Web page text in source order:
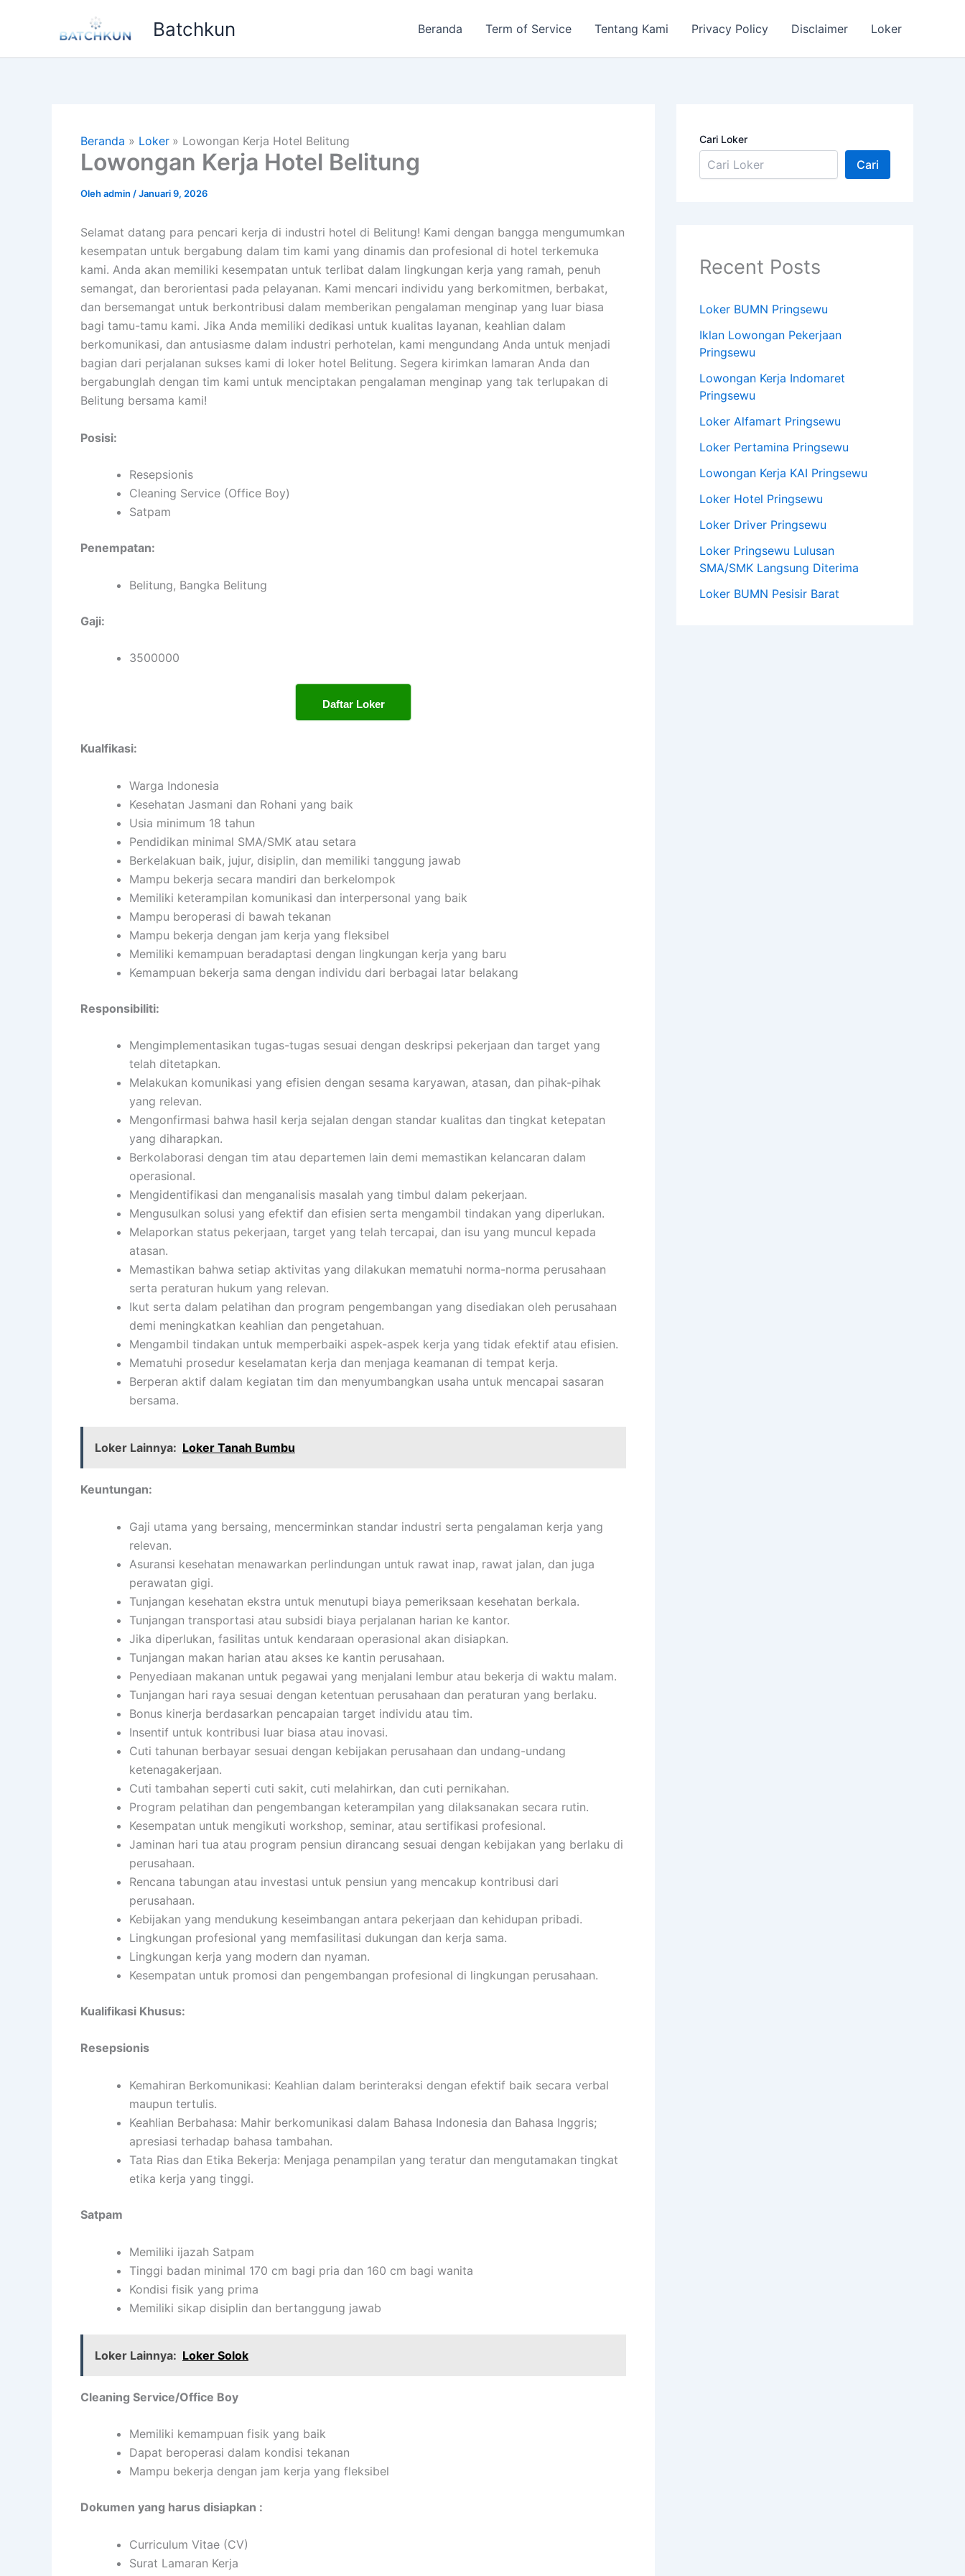
Batchkun Beranda Term of Service Tentang Kami Privacy Policy Disclaimer Loker
Beranda Loker Lowongan Kerja Hotel Belitung
Lowongan Kerja Hotel Belitung
Olehadmin /Januari 9, 2026
Selamat datang para pencari kerja di industri hotel di Belitung! Kami dengan bangga mengumumkan
kesempatan untuk bergabung dalam tim kami yang dinamis dan profesional di hotel terkemuka
kami. Anda akan memiliki kesempatan untuk terlibat dalam lingkungan kerja yang ramah, penuh
semangat, dan berorientasi pada pelayanan. Kami mencari individu yang berkomitmen, berbakat,
dan bersemangat untuk berkontribusi dalam memberikan pengalaman menginap yang luar biasa
bagi tamu-tamu kami. Jika Anda memiliki dedikasi untuk kualitas layanan, keahlian dalam
berkomunikasi, dan antusiasme dalam industri perhotelan, kami mengundang Anda untuk menjadi
bagian dari perjalanan sukses kami di loker hotel Belitung. Segera kirimkan lamaran Anda dan
bergabunglah dengan tim kami untuk menciptakan pengalaman menginap yang tak terlupakan di
Belitung bersama kami!
Posisi:
Resepsionis
Cleaning Service (Office Boy)
Satpam
Penempatan:
Belitung, Bangka Belitung
Gaji:
3500000
Daftar Loker
Kualfikasi:
Warga Indonesia
Kesehatan Jasmani dan Rohani yang baik
Usia minimum 18 tahun
Pendidikan minimal SMA/SMK atau setara
Berkelakuan baik, jujur, disiplin, dan memiliki tanggung jawab
Mampu bekerja secara mandiri dan berkelompok
Memiliki keterampilan komunikasi dan interpersonal yang baik
Mampu beroperasi di bawah tekanan
Mampu bekerja dengan jam kerja yang fleksibel
Memiliki kemampuan beradaptasi dengan lingkungan kerja yang baru
Kemampuan bekerja sama dengan individu dari berbagai latar belakang
Responsibiliti:
Mengimplementasikan tugas-tugas sesuai dengan deskripsi pekerjaan dan target yang
telah ditetapkan.
Melakukan komunikasi yang efisien dengan sesama karyawan, atasan, dan pihak-pihak
yang relevan.
Mengonfirmasi bahwa hasil kerja sejalan dengan standar kualitas dan tingkat ketepatan
yang diharapkan.
Berkolaborasi dengan tim atau departemen lain demi memastikan kelancaran dalam
operasional.
Mengidentifikasi dan menganalisis masalah yang timbul dalam pekerjaan.
Mengusulkan solusi yang efektif dan efisien serta mengambil tindakan yang diperlukan.
Melaporkan status pekerjaan, target yang telah tercapai, dan isu yang muncul kepada
atasan.
Memastikan bahwa setiap aktivitas yang dilakukan mematuhi norma-norma perusahaan
serta peraturan hukum yang relevan.
Ikut serta dalam pelatihan dan program pengembangan yang disediakan oleh perusahaan
demi meningkatkan keahlian dan pengetahuan.
Mengambil tindakan untuk memperbaiki aspek-aspek kerja yang tidak efektif atau efisien.
Mematuhi prosedur keselamatan kerja dan menjaga keamanan di tempat kerja.
Berperan aktif dalam kegiatan tim dan menyumbangkan usaha untuk mencapai sasaran
bersama.
Loker Lainnya: Loker Tanah Bumbu
Keuntungan:
Gaji utama yang bersaing, mencerminkan standar industri serta pengalaman kerja yang
relevan.
Asuransi kesehatan menawarkan perlindungan untuk rawat inap, rawat jalan, dan juga
perawatan gigi.
Tunjangan kesehatan ekstra untuk menutupi biaya pemeriksaan kesehatan berkala.
Tunjangan transportasi atau subsidi biaya perjalanan harian ke kantor.
Jika diperlukan, fasilitas untuk kendaraan operasional akan disiapkan.
Tunjangan makan harian atau akses ke kantin perusahaan.
Penyediaan makanan untuk pegawai yang menjalani lembur atau bekerja di waktu malam.
Tunjangan hari raya sesuai dengan ketentuan perusahaan dan peraturan yang berlaku.
Bonus kinerja berdasarkan pencapaian target individu atau tim.
Insentif untuk kontribusi luar biasa atau inovasi.
Cuti tahunan berbayar sesuai dengan kebijakan perusahaan dan undang-undang
ketenagakerjaan.
Cuti tambahan seperti cuti sakit, cuti melahirkan, dan cuti pernikahan.
Program pelatihan dan pengembangan keterampilan yang dilaksanakan secara rutin.
Kesempatan untuk mengikuti workshop, seminar, atau sertifikasi profesional.
Jaminan hari tua atau program pensiun dirancang sesuai dengan kebijakan yang berlaku di
perusahaan.
Rencana tabungan atau investasi untuk pensiun yang mencakup kontribusi dari
perusahaan.
Kebijakan yang mendukung keseimbangan antara pekerjaan dan kehidupan pribadi.
Lingkungan profesional yang memfasilitasi dukungan dan kerja sama.
Lingkungan kerja yang modern dan nyaman.
Kesempatan untuk promosi dan pengembangan profesional di lingkungan perusahaan.
Kualifikasi Khusus:
Resepsionis
Kemahiran Berkomunikasi: Keahlian dalam berinteraksi dengan efektif baik secara verbal
maupun tertulis.
Keahlian Berbahasa: Mahir berkomunikasi dalam Bahasa Indonesia dan Bahasa Inggris;
apresiasi terhadap bahasa tambahan.
Tata Rias dan Etika Bekerja: Menjaga penampilan yang teratur dan mengutamakan tingkat
etika kerja yang tinggi.
Satpam
Memiliki ijazah Satpam
Tinggi badan minimal 170 cm bagi pria dan 160 cm bagi wanita
Kondisi fisik yang prima
Memiliki sikap disiplin dan bertanggung jawab
Loker Lainnya: Loker Solok
Cleaning Service/Office Boy
Memiliki kemampuan fisik yang baik
Dapat beroperasi dalam kondisi tekanan
Mampu bekerja dengan jam kerja yang fleksibel
Dokumen yang harus disiapkan :
Curriculum Vitae (CV)
Surat Lamaran Kerja
Cari Loker
Cari
Recent Posts
Loker BUMN Pringsewu
Iklan Lowongan Pekerjaan
Pringsewu
Lowongan Kerja Indomaret
Pringsewu
Loker Alfamart Pringsewu
Loker Pertamina Pringsewu
Lowongan Kerja KAI Pringsewu
Loker Hotel Pringsewu
Loker Driver Pringsewu
Loker Pringsewu Lulusan
SMA/SMK Langsung Diterima
Loker BUMN Pesisir Barat